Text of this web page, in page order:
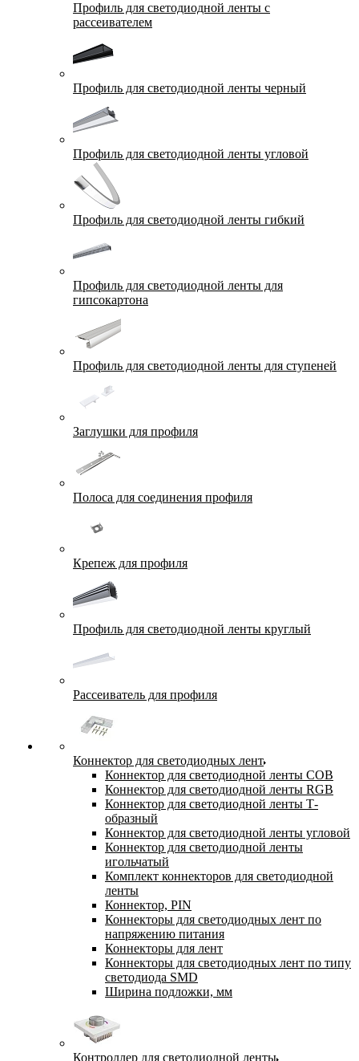
Профиль для светодиодной ленты с
рассеивателем
Профиль для светодиодной ленты черный
Профиль для светодиодной ленты угловой
Профиль для светодиодной ленты гибкий
Профиль для светодиодной ленты для
гипсокартона
Профиль для светодиодной ленты для ступеней
Заглушки для профиля
Полоса для соединения профиля
Крепеж для профиля
Профиль для светодиодной ленты круглый
Рассеиватель для профиля
Коннектор для светодиодных лент
Коннектор для светодиодной ленты COB
Коннектор для светодиодной ленты RGB
Коннектор для светодиодной ленты Т-
образный
Коннектор для светодиодной ленты угловой
Коннектор для светодиодной ленты
игольчатый
Комплект коннекторов для светодиодной
ленты
Коннектор, PIN
Коннекторы для светодиодных лент по
напряжению питания
Коннекторы для лент
Коннекторы для светодиодных лент по типу
светодиода SMD
Ширина подложки, мм
Контроллер для светодиодной ленты